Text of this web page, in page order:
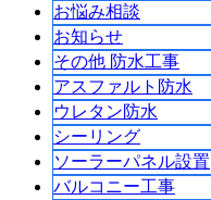
お悩み相談
お知らせ
その他 防水工事
アスファルト防水
ウレタン防水
シーリング
ソーラーパネル設置
バルコニー工事